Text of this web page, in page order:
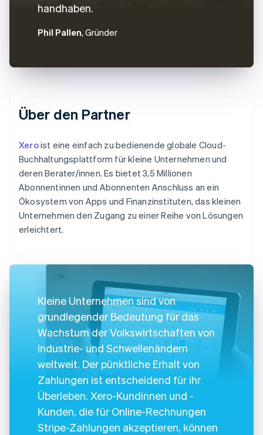
handhaben.
Phil Pallen, Gründer
Über den Partner
Xeroist eine einfach zu bedienende globale Cloud-
Buchhaltungsplattform für kleine Unternehmen und
deren Berater/innen. Es bietet 3,5 Millionen
Abonnentinnen und Abonnenten Anschluss an ein
Ökosystem von Apps und Finanzinstituten, das kleinen
Unternehmen den Zugang zu einer Reihe von Lösungen
erleichtert.
Kleine Unternehmen sind von
grundlegender Bedeutung für das
Wachstum der Volkswirtschaften von
Industrie- und Schwellenändern
weltweit. Der pünktliche Erhalt von
Zahlungen ist entscheidend für ihr
Überleben. Xero-Kundinnen und -
Kunden, die für Online-Rechnungen
Stripe-Zahlungen akzeptieren, können